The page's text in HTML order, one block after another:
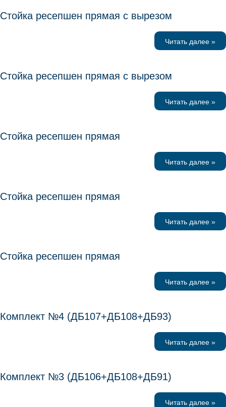
Стойка ресепшен прямая с вырезом
Читать далее »
Стойка ресепшен прямая с вырезом
Читать далее »
Стойка ресепшен прямая
Читать далее »
Стойка ресепшен прямая
Читать далее »
Стойка ресепшен прямая
Читать далее »
Комплект №4 (ДБ107+ДБ108+ДБ93)
Читать далее »
Комплект №3 (ДБ106+ДБ108+ДБ91)
Читать далее »